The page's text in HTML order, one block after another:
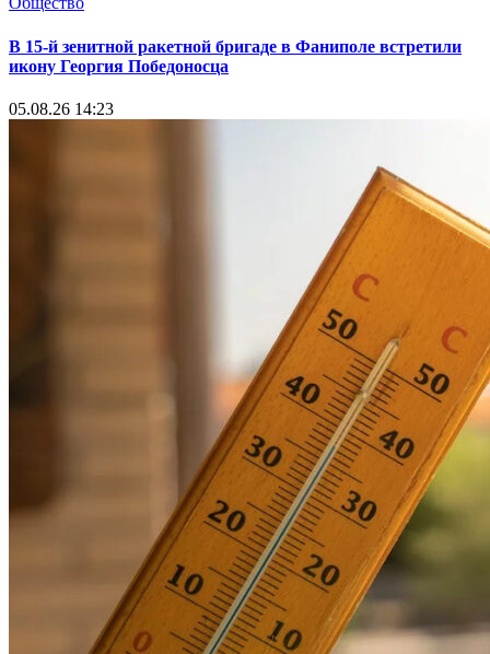
В 15-й зенитной ракетной бригаде в Фаниполе встретили
икону Георгия Победоносца
05.08.26 14:23